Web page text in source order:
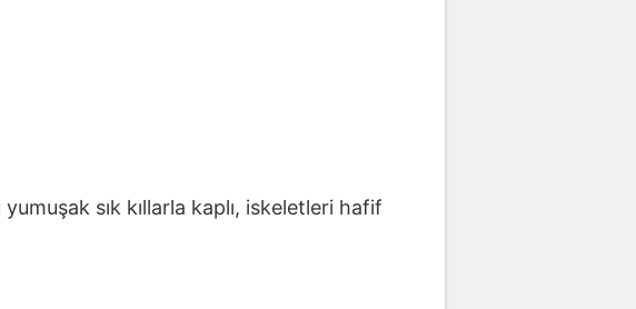
sık kıllarla kaplı, iskeletleri hafif